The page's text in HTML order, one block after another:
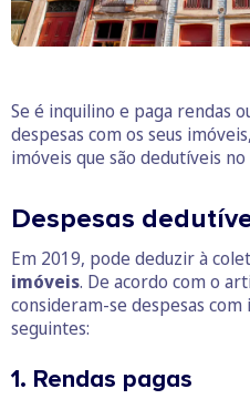
Se é inquilino e paga rendas
despesas com os seus
imóveis que são dedutíveis no
Despesas
Em 2019, pode deduzir à
imóveis. De acordo com o
consideram-se despesas com
seguintes:
1. Rendas pagas